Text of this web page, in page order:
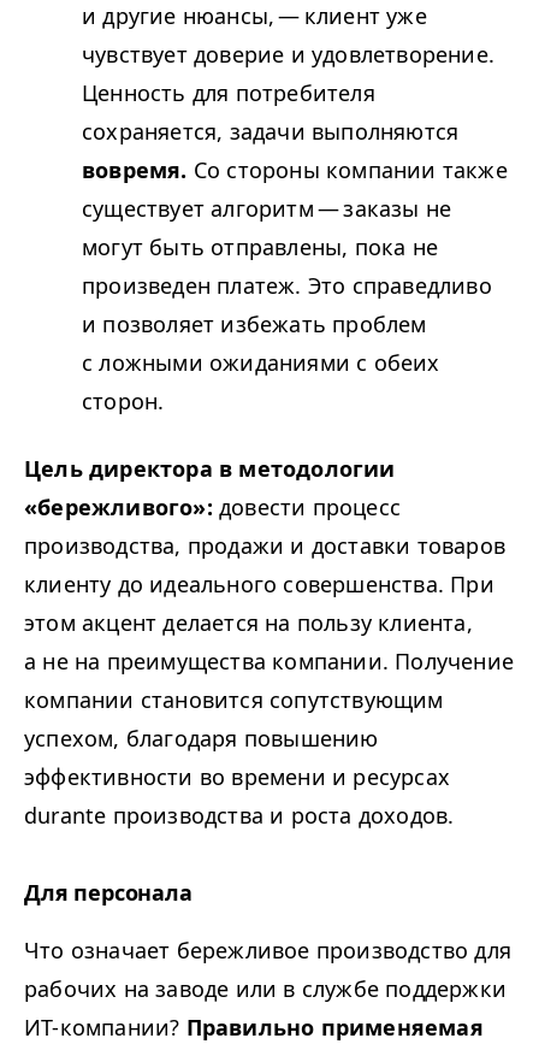
и другие нюансы, — клиент уже
чувствует доверие и удовлетворение.
Ценность для потребителя
сохраняется, задачи выполняются
вовремя. Со стороны компании также
существует алгоритм — заказы не
могут быть отправлены, пока не
произведен платеж. Это справедливо
и позволяет избежать проблем
с ложными ожиданиями с обеих
сторон.
Цель директора в методологии
«бережливого»: довести процесс
производства, продажи и доставки товаров
клиенту до идеального совершенства. При
этом акцент делается на пользу клиента,
а не на преимущества компании. Получение
компании становится сопутствующим
успехом, благодаря повышению
эффективности во времени и ресурсах
durante производства и роста доходов.
Для персонала
Что означает бережливое производство для
рабочих на заводе или в службе поддержки
ИТ-компании? Правильно применяемая